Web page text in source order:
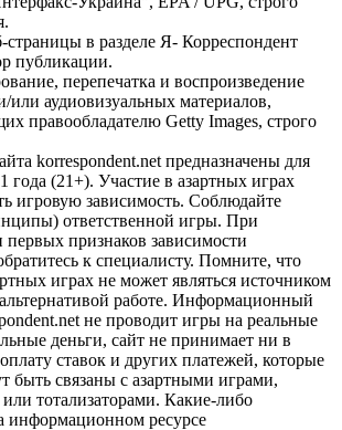
страницы в разделе Я- Корреспондент
публикации.
перепечатка и воспроизведение
или аудиовизуальных материалов,
правообладателю Getty Images, строго
korrespondent.net предназначены для
года (21+). Участие в азартных играх
игровую зависимость. Соблюдайте
ответственной игры. При
признаков зависимости
к специалисту. Помните, что
играх не может являться источником
работе. Информационный
не проводит игры на реальные
деньги, сайт не принимает ни в
ставок и других платежей, которые
быть связаны с азартными играми,
тотализаторами. Какие-либо
информационном ресурсе